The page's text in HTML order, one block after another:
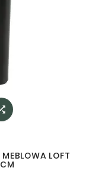
LOFT